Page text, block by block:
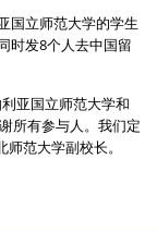
国立师范大学的学生
时发8个人去中国留
亚国立师范大学和
所有参与人。我们定
范大学副校长。